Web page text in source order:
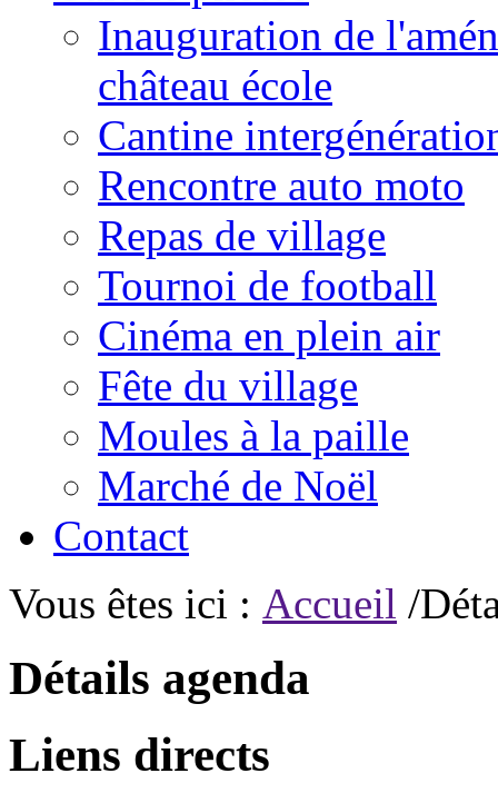
Inauguration de
château école
Cantine
Rencontre auto moto
Repas de village
Tournoi de football
Cinéma en plein air
Fête du village
Moules à la paille
Marché de Noël
Contact
Vous êtes ici : Accueil /
Détails agenda
Liens directs